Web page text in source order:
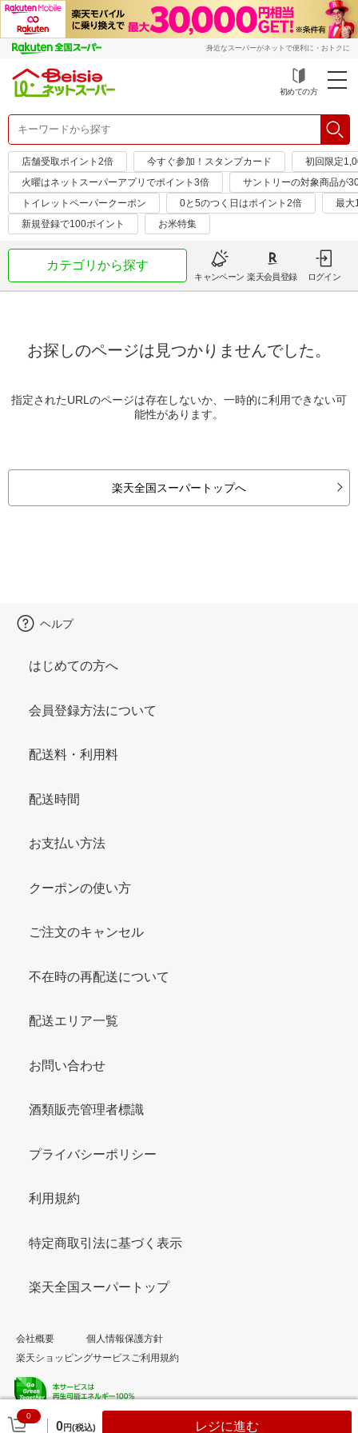
身近なスーパーがネットで便利に・おトクに
初めての方
店舗受取ポイント2倍 今すぐ参加！スタンプカード
初回限定
火曜はネットスーパーアプリでポイント3倍
サントリーの対象商品が
トイレットペーパークーポン
0と5のつく日はポイント2倍
最大
新規登録で100ポイント
お米特集
カテゴリから探す
キャンペーン 楽天会員登録 ログイン
お探しのページは見つかりませんでした。
指定されたURLのページは存在しないか、一時的に利用できない可
能性があります。
楽天全国スーパートップへ
0
0円(税込) レジに進む
ヘルプ
はじめての方へ
会員登録方法について
配送料・利用料
配送時間
お支払い方法
クーポンの使い方
ご注文のキャンセル
不在時の再配送について
配送エリア一覧
お問い合わせ
酒類販売管理者標識
プライバシーポリシー
利用規約
特定商取引法に基づく表示
楽天全国スーパートップ
会社概要
個人情報保護方針
楽天ショッピングサービスご利用規約
© Rakuten Group, Inc.